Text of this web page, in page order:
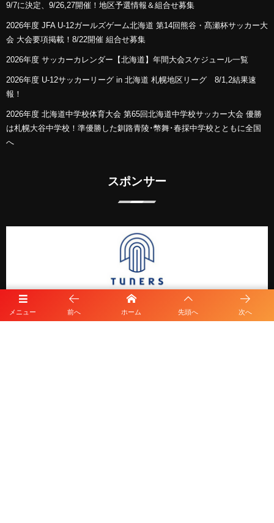
メニュー 前へ ホーム 先頭へ 次へ
9/7に決定、9/26,27開催！地区予選情報＆組合せ募集
2026年度 JFA U-12ガールズゲーム北海道 第14回熊谷・髙瀬杯サッカー大
会 大会要項掲載！8/22開催 組合せ募集
2026年度 サッカーカレンダー【北海道】年間大会スケジュール一覧
2026年度 U-12サッカーリーグ in 北海道 札幌地区リーグ 8/1,2結果速
報！
2026年度 北海道中学校体育大会 第65回北海道中学校サッカー大会 優勝
は札幌大谷中学校！準優勝した釧路青陵･幣舞･春採中学校とともに全国
へ
スポンサー